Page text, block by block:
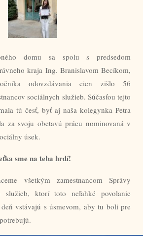
domu sa spolu s predsedom
kraja Ing. Branislavom Becíkom,
odovzdávania cien zišlo 56
sociálnych služieb. Súčasťou tejto
tú česť, byť aj naša kolegynka Petra
za svoju obetavú prácu nominovaná v
úsek.
sme na teba hrdí!
všetkým zamestnancom Správy
služieb, ktorí toto neľahké povolanie
vstávajú s úsmevom, aby tu boli pre